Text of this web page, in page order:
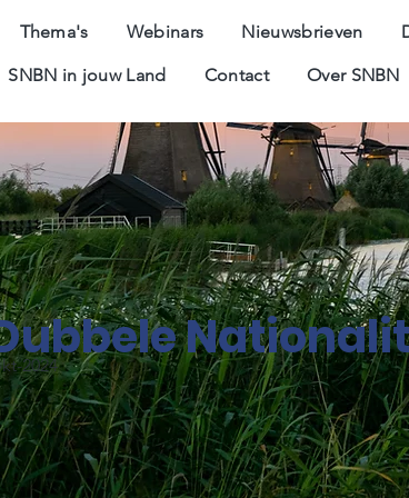
Thema's Webinars Nieuwsbrieven
SNBN in jouw Land Contact Over SNBN
2024